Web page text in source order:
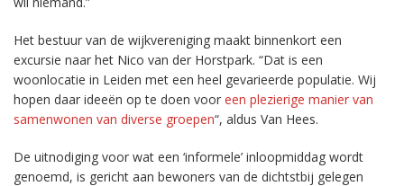
Het bestuur van de wijkvereniging maakt binnenkort een
excursie naar het Nico van der Horstpark. “Dat is een
woonlocatie in Leiden met een heel gevarieerde populatie. Wij
hopen daar ideeën op te doen voor een plezierige manier van
samenwonen van diverse groepen“, aldus Van Hees.
De uitnodiging voor wat een ‘informele’ inloopmiddag wordt
genoemd, is gericht aan bewoners van de dichtstbij gelegen